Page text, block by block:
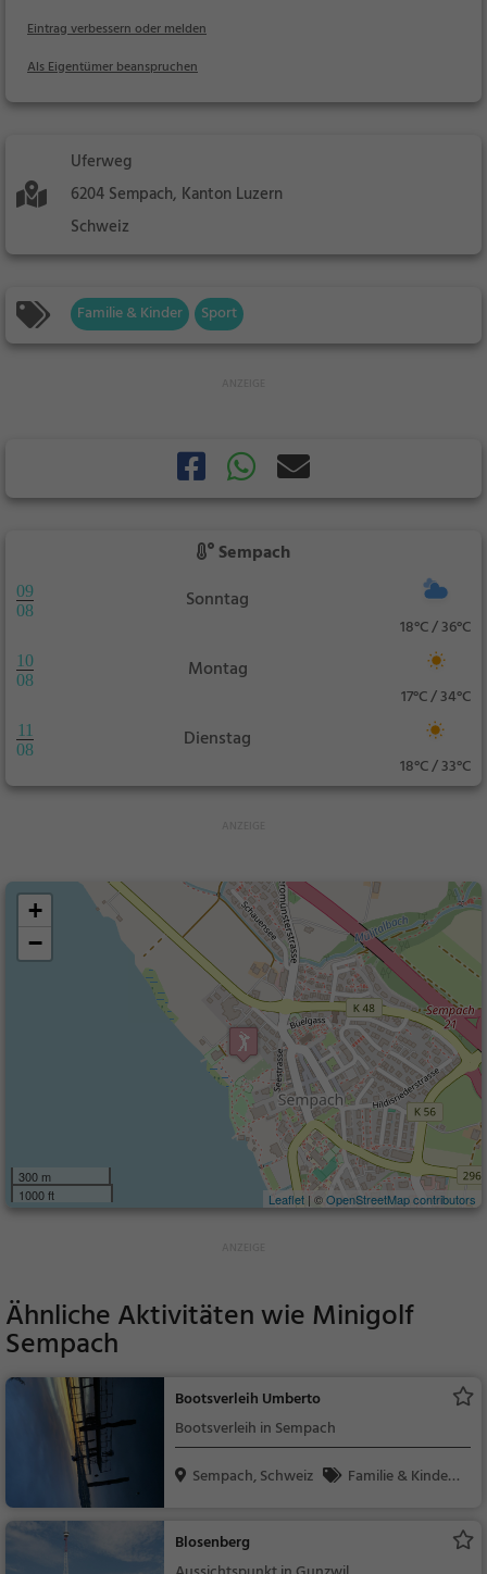
Eintrag verbessern oder melden
Als Eigentümer beanspruchen
Uferweg
6204 Sempach, Kanton Luzern
Schweiz
Familie & Kinder Sport
Sempach
09
08
Sonntag
18°C / 36°C
10
08
Montag
17°C / 34°C
11
08
Dienstag
18°C / 33°C
+
−
300 m
1000 ft
Leaflet | ©OpenStreetMap contributors
Ähnliche Aktivitäten wieMinigolf
Sempach
Bootsverleih Umberto
Bootsverleih in Sempach
Sempach, Schweiz
Familie & Kinder,
Blosenberg